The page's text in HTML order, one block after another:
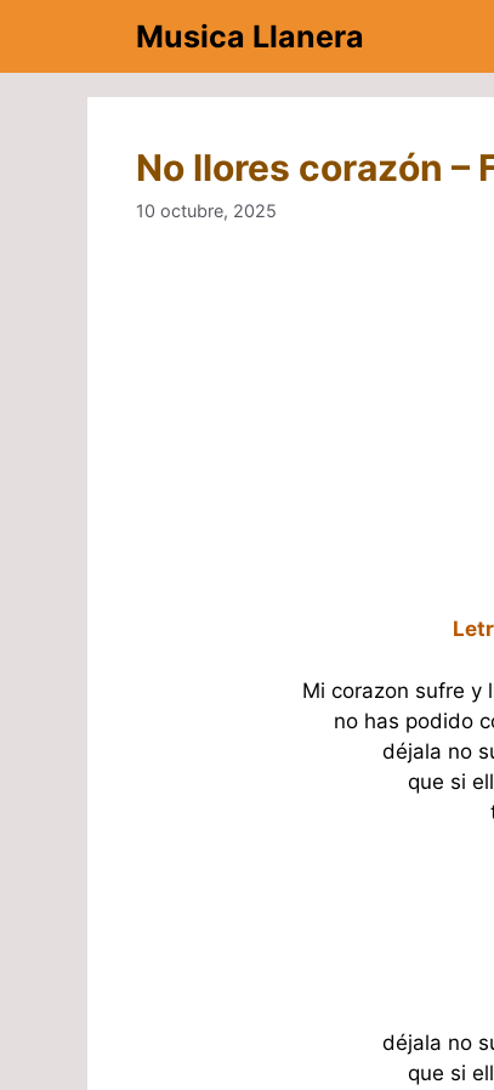
contenido
Musica Llanera
No llores corazón –
10 octubre, 2025
Mi corazon sufre y
no has podido
déjala no
que si
déjala no
que si